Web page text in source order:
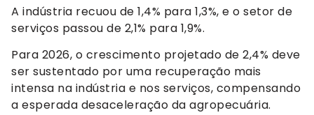
A indústria recuou de 1,4% para 1,3%, e o setor de
serviços passou de 2,1% para 1,9%.
Para 2026, o crescimento projetado de 2,4% deve
ser sustentado por uma recuperação mais
intensa na indústria e nos serviços, compensando
a esperada desaceleração da agropecuária.